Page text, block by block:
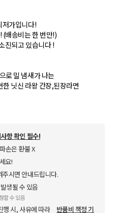
저가입니다!
배송비는 한 번만!)
진되고 있습니다 !
로 밀 냄새가 나는
닛신 라왕 간장,된장라면
항 확인 필수!
손은 환불 X
요!
주시면 안내드립니다.
생될 수 있음
할 수 있음
행 시, 사유에 따라
반품비 책정 기